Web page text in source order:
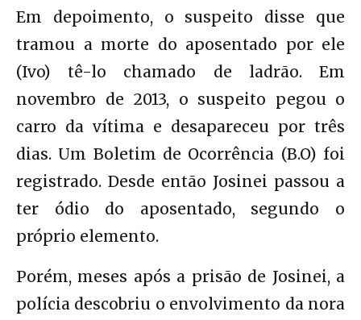
Em depoimento, o suspeito disse que
tramou a morte do aposentado por ele
(Ivo) tê-lo chamado de ladrão. Em
novembro de 2013, o suspeito pegou o
carro da vítima e desapareceu por três
dias. Um Boletim de Ocorrência (B.O) foi
registrado. Desde então Josinei passou a
ter ódio do aposentado, segundo o
próprio elemento.
Porém, meses após a prisão de Josinei, a
polícia descobriu o envolvimento da nora